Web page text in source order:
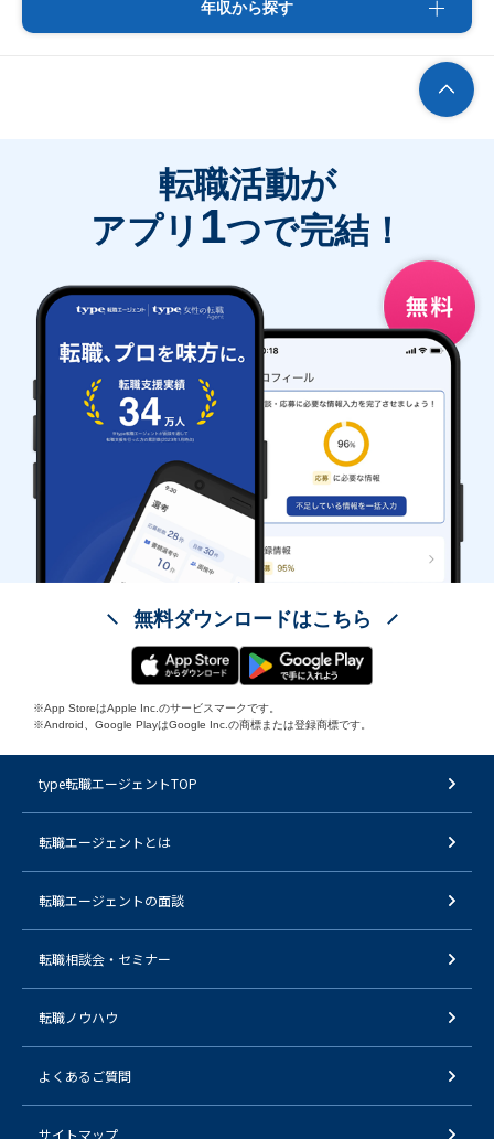
年収から探す
転職活動が
アプリ 1つで完結！
無料ダウンロードはこちら
※App StoreはApple Inc.のサービスマークです。
※Android、Google PlayはGoogle Inc.の商標または登録商標です。
type転職エージェントTOP
転職エージェントとは
転職エージェントの面談
転職相談会・セミナー
転職ノウハウ
よくあるご質問
サイトマップ